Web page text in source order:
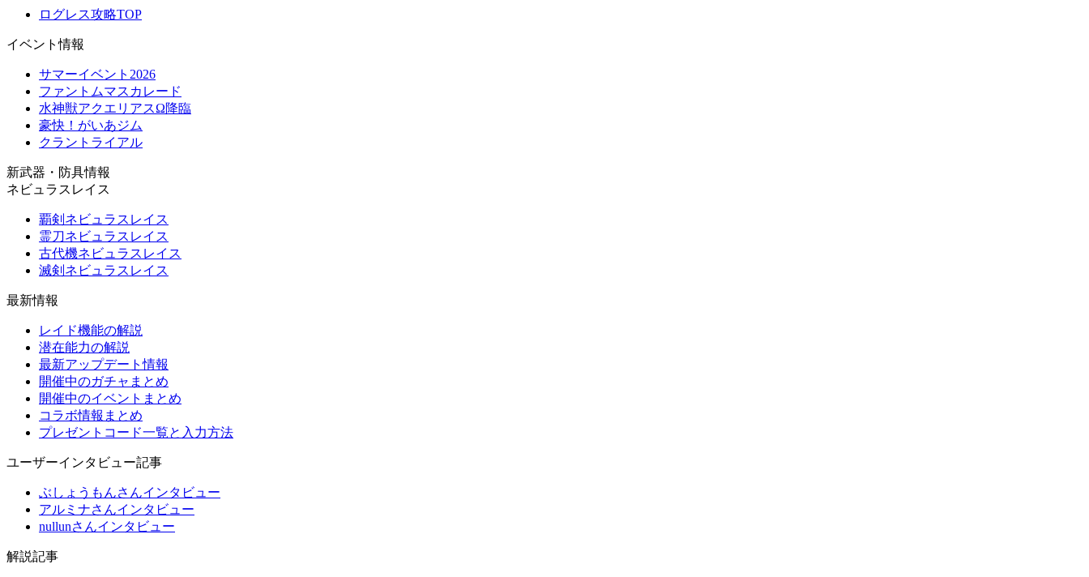
ログレス攻略TOP
イベント情報
サマーイベント2026
ファントムマスカレード
水神獣アクエリアスΩ降臨
豪快！がいあジム
クラントライアル
新武器・防具情報
ネビュラスレイス
覇剣ネビュラスレイス
霊刀ネビュラスレイス
古代機ネビュラスレイス
滅剣ネビュラスレイス
最新情報
レイド機能の解説
潜在能力の解説
最新アップデート情報
開催中のガチャまとめ
開催中のイベントまとめ
コラボ情報まとめ
プレゼントコード一覧と入力方法
ユーザーインタビュー記事
ぶしょうもんさんインタビュー
アルミナさんインタビュー
nullunさんインタビュー
解説記事